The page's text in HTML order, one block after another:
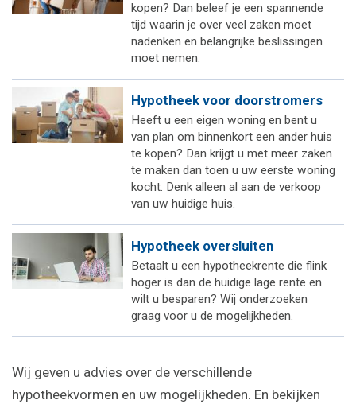
kopen? Dan beleef je een spannende
tijd waarin je over veel zaken moet
nadenken en belangrijke beslissingen
moet nemen.
Hypotheek voor doorstromers
Heeft u een eigen woning en bent u
van plan om binnenkort een ander huis
te kopen? Dan krijgt u met meer zaken
te maken dan toen u uw eerste woning
kocht. Denk alleen al aan de verkoop
van uw huidige huis.
Hypotheek oversluiten
Betaalt u een hypotheekrente die flink
hoger is dan de huidige lage rente en
wilt u besparen? Wij onderzoeken
graag voor u de mogelijkheden.
Wij geven u advies over de verschillende
hypotheekvormen en uw mogelijkheden. En bekijken